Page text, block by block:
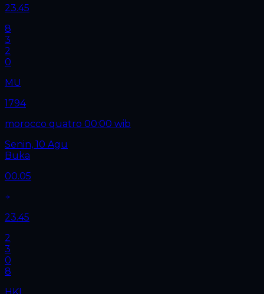
23.45
8
3
2
0
MU
1794
morocco quatro 00:00 wib
Senin, 10 Agu
Buka
00.05
23.45
2
3
0
8